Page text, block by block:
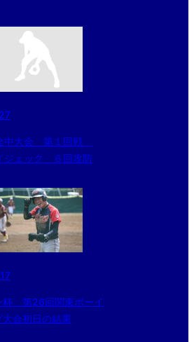
中大会 第１回戦
ェック ６回攻防
杯 第26回関東ボーイ
大会初日の結果